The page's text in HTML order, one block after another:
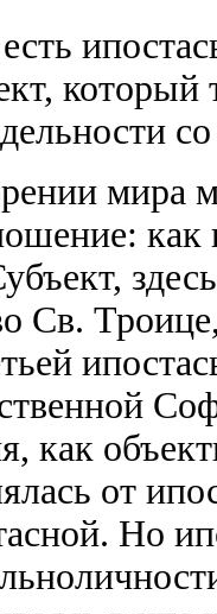
который
мира
как
Св.
как
от
Но